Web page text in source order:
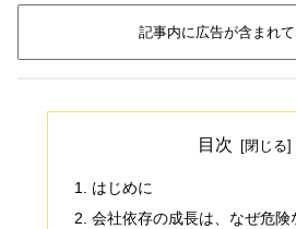
記事内に広告が含まれて
目次
はじめに
会社依存の成長は、なぜ危険